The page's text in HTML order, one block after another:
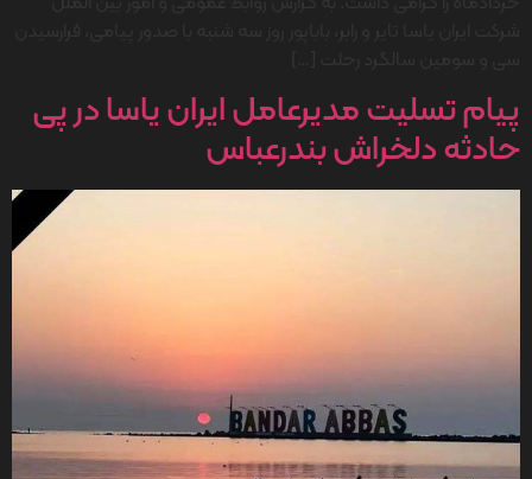
پیام تسلیت مدیرعامل ایران یاسا در پی
حادثه دلخراش بندرعباس